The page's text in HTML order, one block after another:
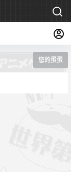
您的蛋蛋